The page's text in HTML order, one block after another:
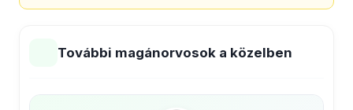
További magánorvosok a közelben